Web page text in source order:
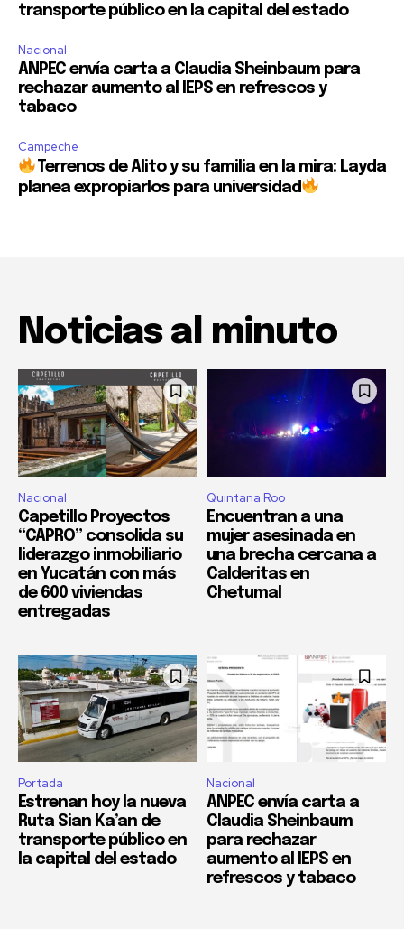
transporte público en la capital del estado
Nacional
ANPEC envía carta a Claudia Sheinbaum para
rechazar aumento al IEPS en refrescos y
tabaco
Campeche
Terrenos de Alito y su familia en la mira: Layda
planea expropiarlos para universidad
Noticias al minuto
Nacional
Capetillo Proyectos
“CAPRO” consolida su
liderazgo inmobiliario
en Yucatán con más
de 600 viviendas
entregadas
Quintana Roo
Encuentran a una
mujer asesinada en
una brecha cercana a
Calderitas en
Chetumal
Portada
Estrenan hoy la nueva
Ruta Sian Ka’an de
transporte público en
la capital del estado
Nacional
ANPEC envía carta a
Claudia Sheinbaum
para rechazar
aumento al IEPS en
refrescos y tabaco